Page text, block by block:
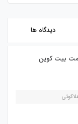
دیدگاه ها
بیت کوین